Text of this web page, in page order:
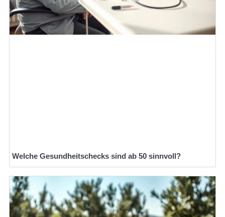
Welche Gesundheitschecks sind ab 50 sinnvoll?